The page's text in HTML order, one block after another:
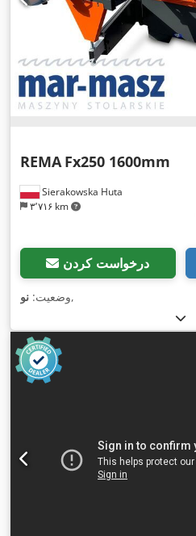
Sierakowska Huta
۳٬۷۱۶ km
REMA Fx250 1600mm
درخواست کردن
وضعیت: نو ,